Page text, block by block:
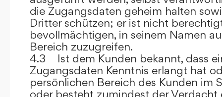
die Zugangsdaten geheim halten
Dritter schützen; er ist nicht
bevollmächtigen, in seinem Namen
Bereich zuzugreifen.
4.3 Ist dem Kunden bekannt, dass
Zugangsdaten Kenntnis erlangt hat
persönlichen Bereich des Kunden im
oder besteht zumindest der Verdacht